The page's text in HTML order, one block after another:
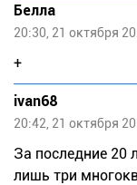
Белла
20:30, 21 октября
+
ivan68
20:42, 21 октября
За последние 20
лишь три